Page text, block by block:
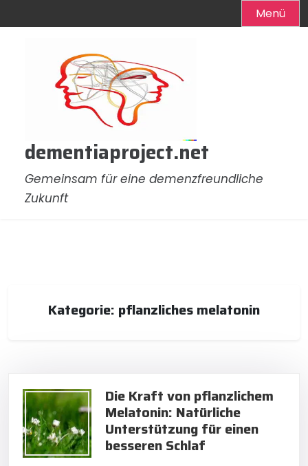
Menü
dementiaproject.net
Gemeinsam für eine demenzfreundliche
Zukunft
Kategorie: pflanzliches melatonin
Die Kraft von pflanzlichem
Melatonin: Natürliche
Unterstützung für einen
besseren Schlaf